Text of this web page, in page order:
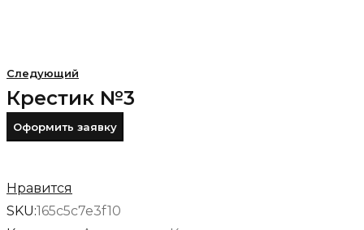
Следующий
Крестик №3
Оформить заявку
Нравится
SKU:165c5c7e3f10